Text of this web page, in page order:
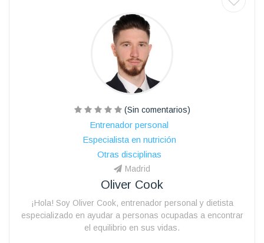
(Sin comentarios)
Entrenador personal
Especialista en nutrición
Otras disciplinas
Madrid
Oliver Cook
¡Hola! Soy Oliver Cook, entrenador personal y dietista
especializado en ayudar a personas ocupadas a encontrar
el equilibrio en sus vidas.